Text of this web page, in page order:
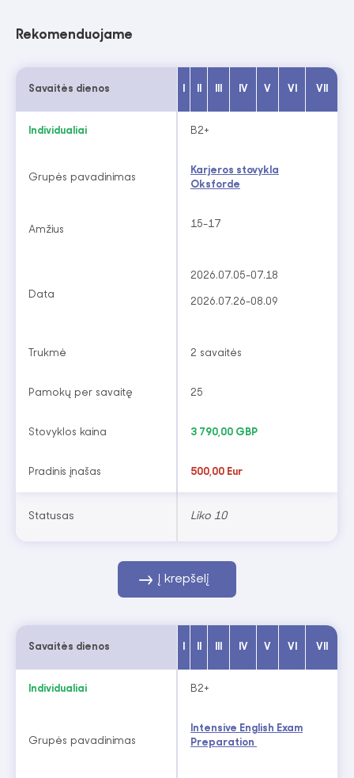
Rekomenduojame
Savaitės dienos IV V VI VII
Individualiai B2+
Grupės pavadinimas
Karjeros stovykla
Oksforde
Amžius
15-17
Data
2026.07.05-07.18
2026.07.26-08.09
Trukmė 2 savaitės
Pamokų per savaitę 25
Stovyklos kaina 3 790,00 GBP
Pradinis įnašas 500,00 Eur
Statusas Liko 10
Į krepšelį
Savaitės dienos IV V VI VII
Individualiai B2+
Grupės pavadinimas
Intensive English Exam
Preparation